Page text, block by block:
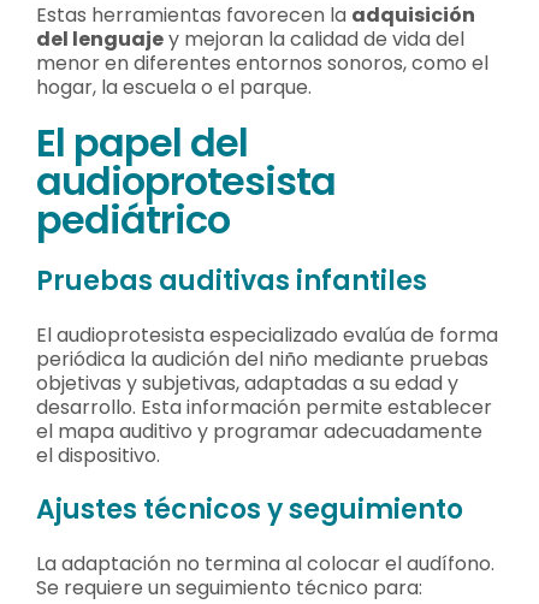
Estas herramientas favorecen la adquisición
del lenguajey mejoran la calidad de vida del
menor en diferentes entornos sonoros, como el
hogar, la escuela o el parque.
El papel del
audioprotesista
pediátrico
Pruebas auditivas infantiles
El audioprotesista especializado evalúa de forma
periódica la audición del niño mediante pruebas
objetivas y subjetivas, adaptadas a su edad y
desarrollo. Esta información permite establecer
el mapa auditivo y programar adecuadamente
el dispositivo.
Ajustes técnicos y seguimiento
La adaptación no termina al colocar el audífono.
Se requiere un seguimiento técnico para: